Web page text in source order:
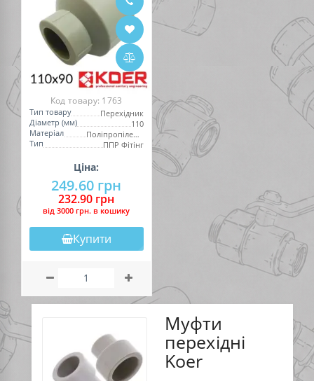
Код товару: 1763
Тип товару
Перехідник
Діаметр (мм)
110
Матеріал
Поліпропілен (PPR)
Тип
ППР Фітінг
Ціна:
249.60 грн
232.90 грн
вiд 3000 грн. в кошику
Купити
Муфти
перехідні
Koer